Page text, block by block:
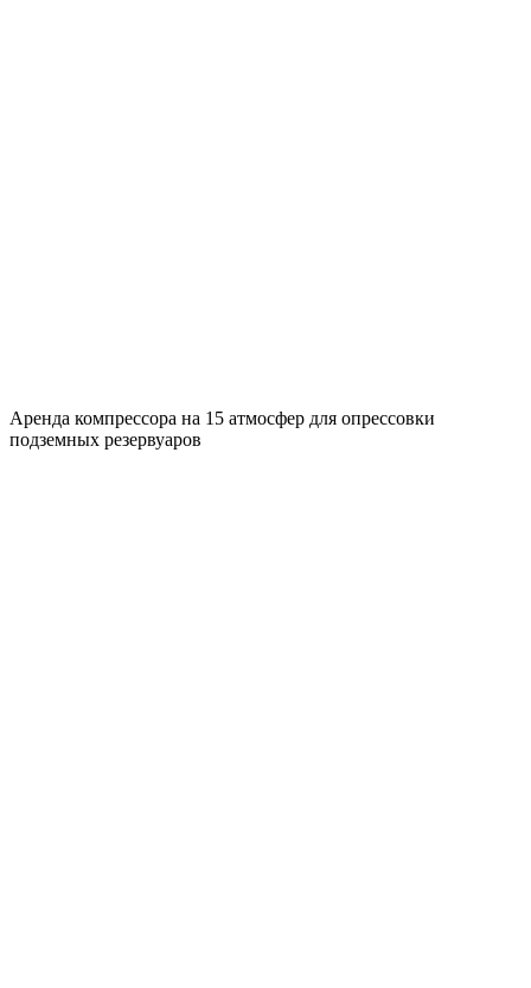
Аренда компрессора на 15 атмосфер для опрессовки
подземных резервуаров